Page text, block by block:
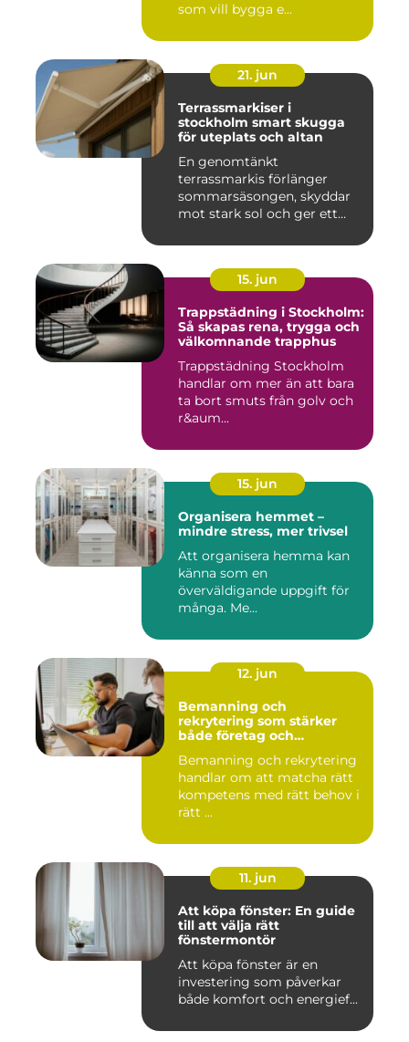
som vill bygga e...
21. jun
Terrassmarkiser i
stockholm smart skugga
för uteplats och altan
En genomtänkt
terrassmarkis förlänger
sommarsäsongen, skyddar
mot stark sol och ger ett
15. jun
Trappstädning i Stockholm:
Så skapas rena, trygga och
välkomnande trapphus
Trappstädning Stockholm
handlar om mer än att bara
ta bort smuts från golv och
r&aum...
15. jun
Organisera hemmet –
mindre stress, mer trivsel
Att organisera hemma kan
känna som en
överväldigande uppgift för
många. Me...
12. jun
Bemanning och
rekrytering som stärker
både företag och
Bemanning och rekrytering
handlar om att matcha rätt
kompetens med rätt behov i
rätt ...
11. jun
Att köpa fönster: En guide
till att välja rätt
fönstermontör
Att köpa fönster är en
investering som påverkar
både komfort och energief...